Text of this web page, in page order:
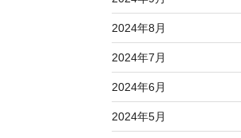
2024年8月
2024年7月
2024年6月
2024年5月